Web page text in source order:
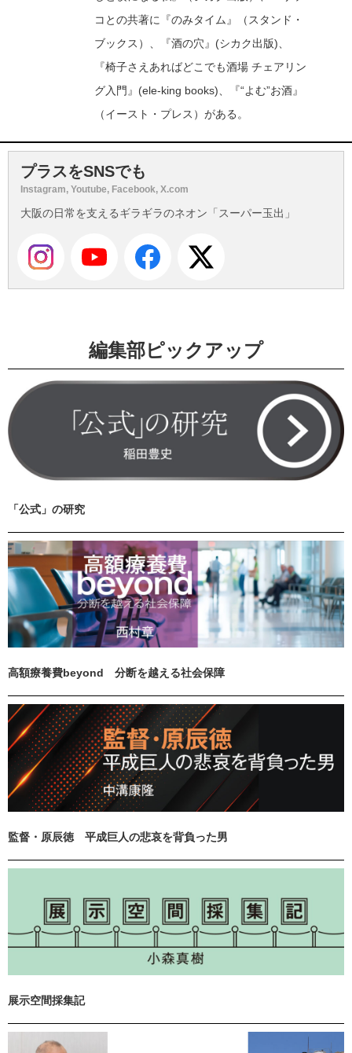
コとの共著に『のみタイム』（スタンド・
ブックス）、『酒の穴』(シカク出版)、
『椅子さえあればどこでも酒場 チェアリン
グ入門』(ele-king books)、『“よむ”お酒』
（イースト・プレス）がある。
プラスをSNSでも
Instagram, Youtube, Facebook, X.com
大阪の日常を支えるギラギラのネオン「スーパー玉出」
編集部ピックアップ
「公式」の研究
高額療養費beyond 分断を越える社会保障
監督・原辰徳 平成巨人の悲哀を背負った男
展示空間採集記